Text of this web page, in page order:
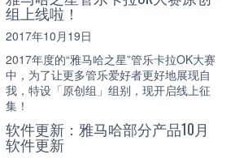
组上线啦！
2017年10月19日
2017年度的“雅马哈之星”管乐卡拉OK大赛
中，为了让更多管乐爱好者更好地展现自
我，特设「原创组」组别，现开启线上征
集！
软件更新：雅马哈部分产品10月
软件更新